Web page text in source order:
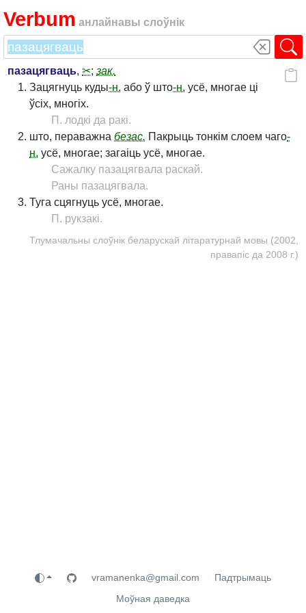
Verbum анлайнавы слоўнік
пазацягваць, ✂; зак.
Зацягнуць куды-н. або ў што-н. усё, многае ці
ўсіх, многіх.
П. лодкі да ракі.
што, пераважна безас. Пакрыць тонкім слоем чаго-
н. усё, многае; загаіць усё, многае.
Сажалку пазацягвала раскай.
Раны пазацягвала.
Туга сцягнуць усё, многае.
П. рукзакі.
Тлумачальны слоўнік беларускай літаратурнай мовы (2002,
правапіс да 2008 г.)
vramanenka@gmail.com
Падтрымаць
Моўная даведка